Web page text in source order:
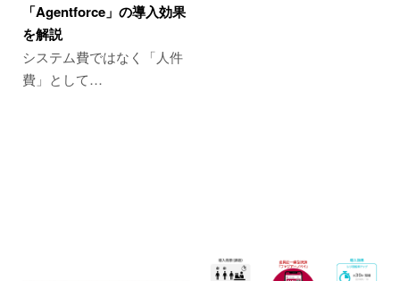
「Agentforce」の導入効果
を解説
システム費ではなく「人件
費」として…